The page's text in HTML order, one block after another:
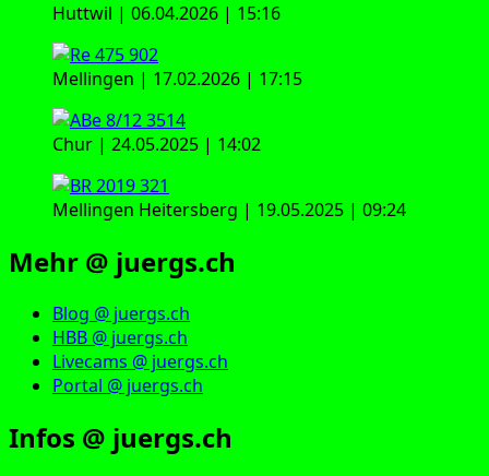
Huttwil | 06.04.2026 | 15:16
Mellingen | 17.02.2026 | 17:15
Chur | 24.05.2025 | 14:02
Mellingen Heitersberg | 19.05.2025 | 09:24
Mehr @ juergs.ch
Blog @ juergs.ch
HBB @ juergs.ch
Livecams @ juergs.ch
Portal @ juergs.ch
Infos @ juergs.ch